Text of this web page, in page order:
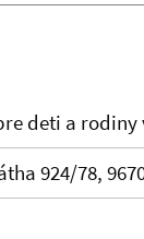
deti a rodiny
924/78,